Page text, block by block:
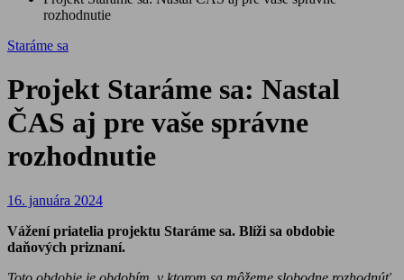
rozhodnutie
Staráme sa
Projekt Staráme sa: Nastal
ČAS aj pre vaše správne
rozhodnutie
16. januára 2024
Vážení priatelia projektu Staráme sa. Blíži sa obdobie
daňových priznaní.